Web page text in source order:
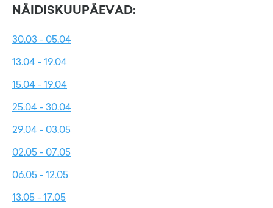
NÄIDISKUUPÄEVAD:
30.03 - 05.04
13.04 - 19.04
15.04 - 19.04
25.04 - 30.04
29.04 - 03.05
02.05 - 07.05
06.05 - 12.05
13.05 - 17.05